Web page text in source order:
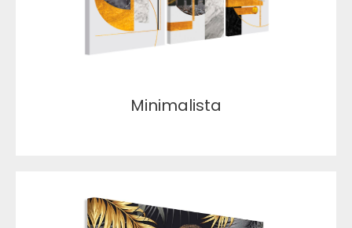
Minimalista